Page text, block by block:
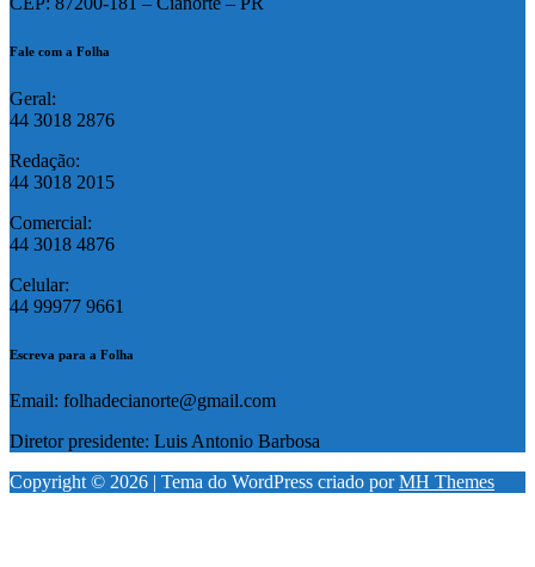
Fale com a Folha
Geral:
44 3018 2876
Redação:
44 3018 2015
Comercial:
44 3018 4876
Celular:
44 99977 9661
Escreva para a Folha
Email: folhadecianorte@gmail.com
Diretor presidente: Luis Antonio Barbosa
Copyright © 2026 | Tema do WordPress criado porMH Themes